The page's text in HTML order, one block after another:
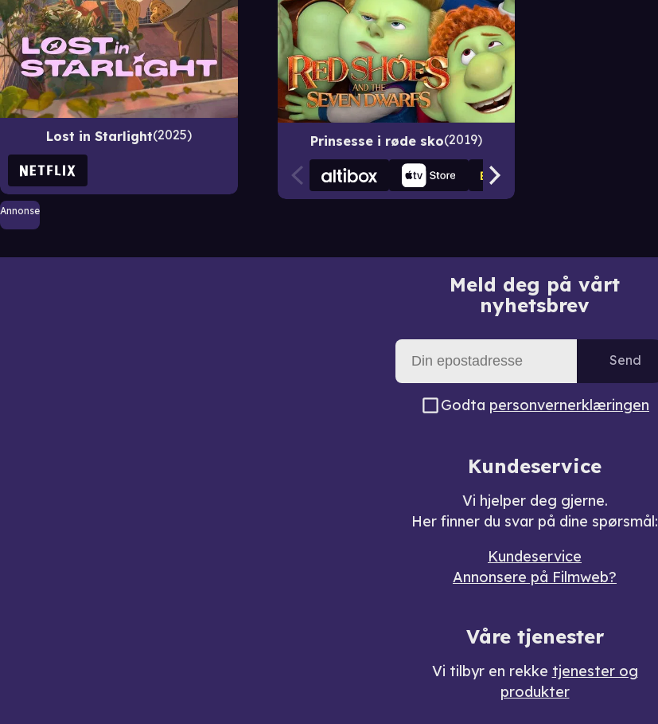
Lost in Starlight 2025 Prinsesse i røde sko 2019
Annonse
Meld deg på vårt
nyhetsbrev
Send
Godta personvernerklæringen
Kundeservice
Vi hjelper deg gjerne.
Her finner du svar på dine spørsmål:
Kundeservice
Annonsere på Filmweb?
Våre tjenester
Vi tilbyr en rekke tjenester og
produkter